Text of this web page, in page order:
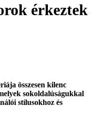
érkeztek
összesen kilenc
sokoldalúságukkal
stílusokhoz és